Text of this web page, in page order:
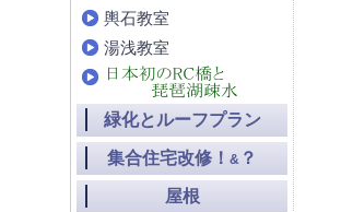
輿石教室
湯浅教室
緑化とルーフプラン
集合住宅改修！ & ？
屋根